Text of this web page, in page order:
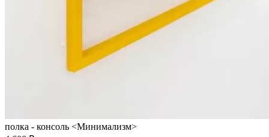
полка - консоль <Минимализм>